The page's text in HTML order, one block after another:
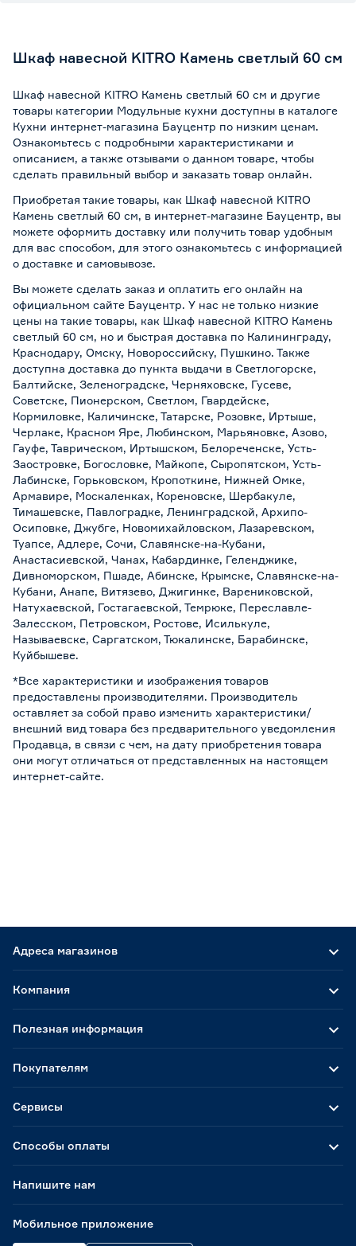
Шкаф навесной KITRO Камень светлый 60 см
Шкаф навесной KITRO Камень светлый 60 см и другие
товары категории Модульные кухни доступны в каталоге
Кухни интернет-магазина Бауцентр по низким ценам.
Ознакомьтесь с подробными характеристиками и
описанием, а также отзывами о данном товаре, чтобы
сделать правильный выбор и заказать товар онлайн.
Приобретая такие товары, как Шкаф навесной KITRO
Камень светлый 60 см, в интернет-магазине Бауцентр, вы
можете оформить доставку или получить товар удобным
для вас способом, для этого ознакомьтесь с информацией
о доставке и самовывозе.
Вы можете сделать заказ и оплатить его онлайн на
официальном сайте Бауцентр. У нас не только низкие
цены на такие товары, как Шкаф навесной KITRO Камень
светлый 60 см, но и быстрая доставка по Калининграду,
Краснодару, Омску, Новороссийску, Пушкино. Также
доступна доставка до пункта выдачи в Светлогорске,
Балтийске, Зеленоградске, Черняховске, Гусеве,
Советске, Пионерском, Светлом, Гвардейске,
Кормиловке, Каличинске, Татарске, Розовке, Иртыше,
Черлаке, Красном Яре, Любинском, Марьяновке, Азово,
Гауфе, Таврическом, Иртышском, Белореченске, Усть-
Заостровке, Богословке, Майкопе, Сыропятском, Усть-
Лабинске, Горьковском, Кропоткине, Нижней Омке,
Армавире, Москаленках, Кореновске, Шербакуле,
Тимашевске, Павлоградке, Ленинградской, Архипо-
Осиповке, Джубге, Новомихайловском, Лазаревском,
Туапсе, Адлере, Сочи, Славянске-на-Кубани,
Анастасиевской, Чанах, Кабардинке, Геленджике,
Дивноморском, Пшаде, Абинске, Крымске, Славянске-на-
Кубани, Анапе, Витязево, Джигинке, Варениковской,
Натухаевской, Гостагаевской, Темрюке, Переславле-
Залесском, Петровском, Ростове, Исилькуле,
Называевске, Саргатском, Тюкалинске, Барабинске,
Куйбышеве.
*Все характеристики и изображения товаров
предоставлены производителями. Производитель
оставляет за собой право изменить характеристики/
внешний вид товара без предварительного уведомления
Продавца, в связи с чем, на дату приобретения товара
они могут отличаться от представленных на настоящем
интернет-сайте.
Адреса магазинов
Способы оплаты
Мобильное приложение
Компания
Полезная информация
Покупателям
Сервисы
Напишите нам